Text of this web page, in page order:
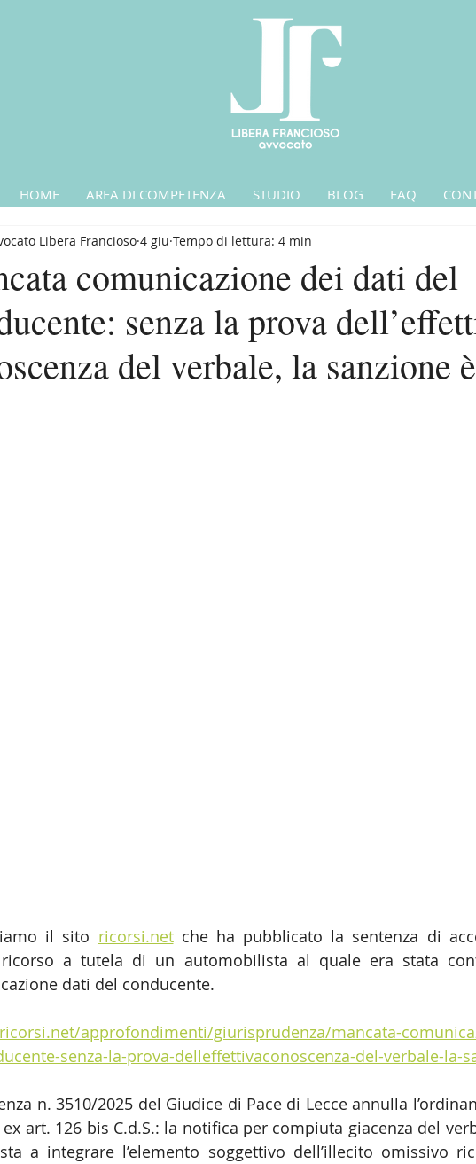
HOME AREA DI COMPETENZA STUDIO BLOG FAQ
comunicazione dei dati del
senza la prova
del verbale, la sanzione
Libera Francioso 4 giu Tempo di lettura: 4 min
il sito ricorsi.net che ha pubblicato la sentenza di
a tutela di un automobilista al quale era stata
dati del conducente.
approfondimenti/giurisprudenza/mancata-
senza-la-prova-delleffettivaconoscenza-del-verbale-la-
n. 3510/2025 del Giudice di Pace di Lecce annulla
art. 126 bis C.d.S.: la notifica per compiuta giacenza del
a integrare l’elemento soggettivo dell’illecito omissivo